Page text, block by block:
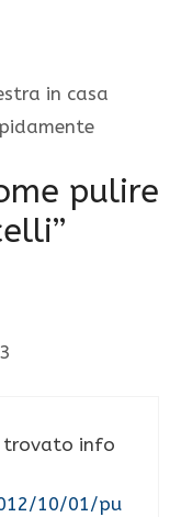
in casa
pulire
trovato info
10/01/pu